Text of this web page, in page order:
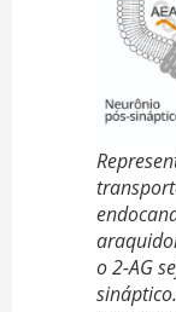
o 2-AG